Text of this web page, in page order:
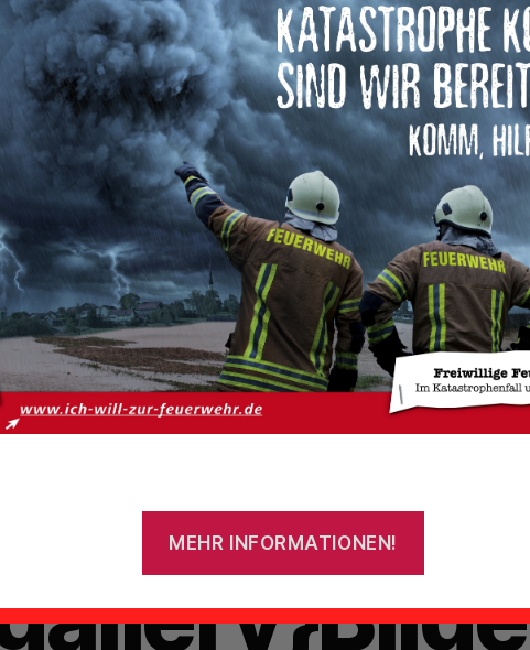
Beitragsautor
Vonadmin Veröffentlichungsdatum
10. April 2013
MEHR INFORMATIONEN!